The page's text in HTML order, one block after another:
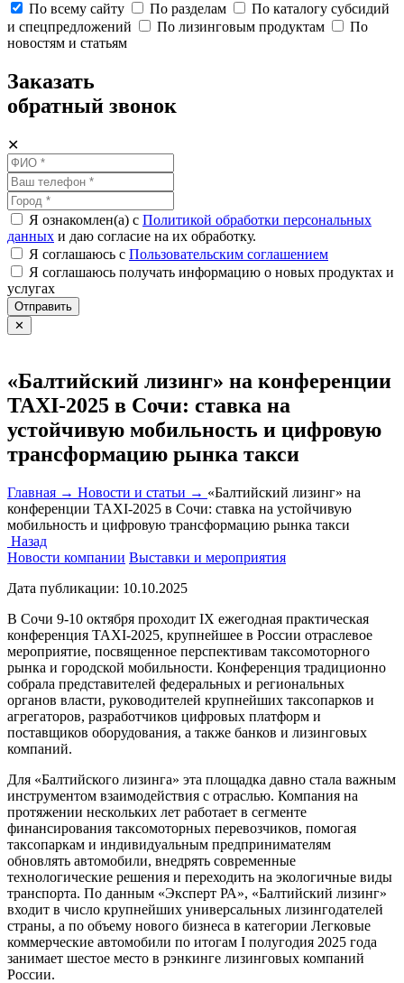
По всему сайту По разделам
По каталогу субсидий
и спецпредложений
По лизинговым продуктам
По
новостям и статьям
Заказать
обратный звонок
✕
Я ознакомлен(а) с Политикой обработки персональных
данных и даю согласие на их обработку.
Я соглашаюсь c Пользовательским соглашением
Я соглашаюсь получать информацию о новых продуктах и
услугах
Отправить
✕
«Балтийский лизинг» на конференции
TAXI-2025 в Сочи: ставка на
устойчивую мобильность и цифровую
трансформацию рынка такси
Главная → Новости и статьи → «Балтийский лизинг» на
конференции TAXI-2025 в Сочи: ставка на устойчивую
мобильность и цифровую трансформацию рынка такси
Назад
Новости компании Выставки и мероприятия
Дата публикации: 10.10.2025
В Сочи 9-10 октября проходит IX ежегодная практическая
конференция TAXI-2025, крупнейшее в России отраслевое
мероприятие, посвященное перспективам таксомоторного
рынка и городской мобильности. Конференция традиционно
собрала представителей федеральных и региональных
органов власти, руководителей крупнейших таксопарков и
агрегаторов, разработчиков цифровых платформ и
поставщиков оборудования, а также банков и лизинговых
компаний.
Для «Балтийского лизинга» эта площадка давно стала важным
инструментом взаимодействия с отраслью. Компания на
протяжении нескольких лет работает в сегменте
финансирования таксомоторных перевозчиков, помогая
таксопаркам и индивидуальным предпринимателям
обновлять автомобили, внедрять современные
технологические решения и переходить на экологичные виды
транспорта. По данным «Эксперт РА», «Балтийский лизинг»
входит в число крупнейших универсальных лизингодателей
страны, а по объему нового бизнеса в категории Легковые
коммерческие автомобили по итогам I полугодия 2025 года
занимает шестое место в рэнкинге лизинговых компаний
России.